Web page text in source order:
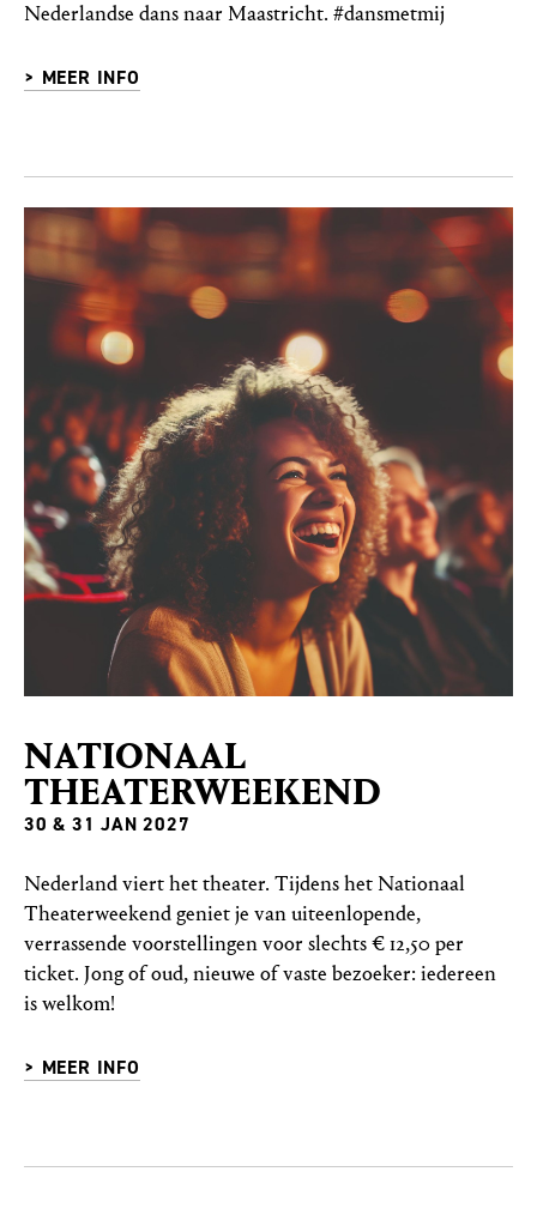
Nederlandse dans naar Maastricht. #dansmetmij
> MEER INFO
NATIONAAL
THEATER­WEEKEND
30 & 31 JAN 2027
Nederland viert het theater. Tijdens het Nationaal
Theaterweekend geniet je van uiteenlopende,
verrassende voorstellingen voor slechts € 12,50 per
ticket. Jong of oud, nieuwe of vaste bezoeker: iedereen
is welkom!
> MEER INFO